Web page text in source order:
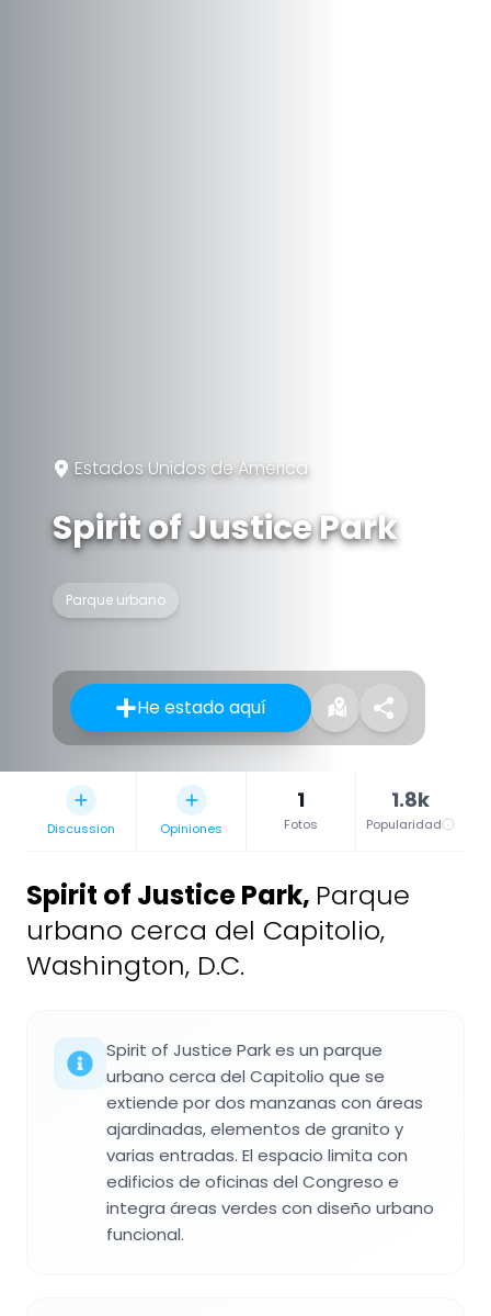
Estados Unidos de América
Spirit of Justice Park
Parque urbano
He estado aquí
Discussion Opiniones
1
Fotos
1.8k
Popularidad
Spirit of Justice Park, Parque
urbano cerca del Capitolio,
Washington, D.C.
Spirit of Justice Park es un parque
urbano cerca del Capitolio que se
extiende por dos manzanas con áreas
ajardinadas, elementos de granito y
varias entradas. El espacio limita con
edificios de oficinas del Congreso e
integra áreas verdes con diseño urbano
funcional.